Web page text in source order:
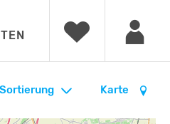
Karte
Sortierung